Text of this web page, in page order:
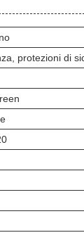
protezioni di